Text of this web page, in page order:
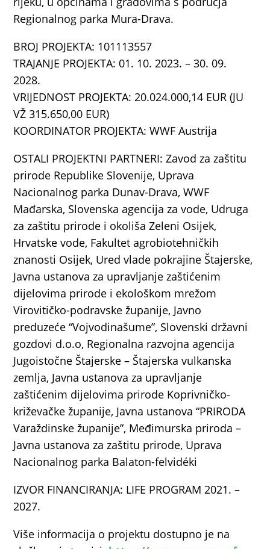
Regionalnog parka Mura-Drava.
BROJ PROJEKTA: 101113557
TRAJANJE PROJEKTA: 01. 10. 2023. – 30. 09.
2028.
VRIJEDNOST PROJEKTA: 20.024.000,14 EUR (JU
VŽ 315.650,00 EUR)
KOORDINATOR PROJEKTA: WWF Austrija
OSTALI PROJEKTNI PARTNERI: Zavod za zaštitu
prirode Republike Slovenije, Uprava
Nacionalnog parka Dunav-Drava, WWF
Mađarska, Slovenska agencija za vode, Udruga
za zaštitu prirode i okoliša Zeleni Osijek,
Hrvatske vode, Fakultet agrobiotehničkih
znanosti Osijek, Ured vlade pokrajine Štajerske,
Javna ustanova za upravljanje zaštićenim
dijelovima prirode i ekološkom mrežom
Virovitičko-podravske županije, Javno
preduzeće “Vojvodinašume”, Slovenski državni
gozdovi d.o.o, Regionalna razvojna agencija
Jugoistočne Štajerske – Štajerska vulkanska
zemlja, Javna ustanova za upravljanje
zaštićenim dijelovima prirode Koprivničko-
križevačke županije, Javna ustanova “PRIRODA
Varaždinske županije”, Međimurska priroda –
Javna ustanova za zaštitu prirode, Uprava
Nacionalnog parka Balaton-felvidéki
IZVOR FINANCIRANJA: LIFE PROGRAM 2021. –
2027.
Više informacija o projektu dostupno je na